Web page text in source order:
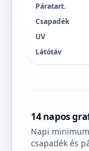
Páratart.
Csapadék
UV
Látótáv
14 napos
Napi
csapadék és